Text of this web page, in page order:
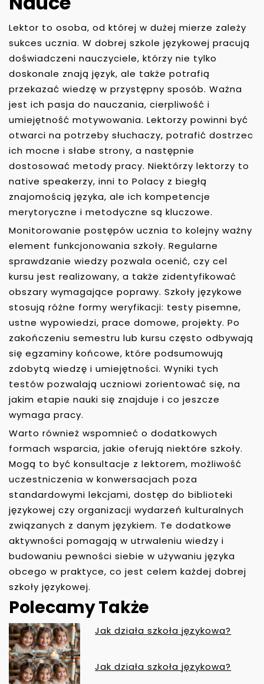
Lektor to osoba, od której w dużej mierze zależy
sukces ucznia. W dobrej szkole językowej pracują
doświadczeni nauczyciele, którzy nie tylko
doskonale znają język, ale także potrafią
przekazać wiedzę w przystępny sposób. Ważna
jest ich pasja do nauczania, cierpliwość i
umiejętność motywowania. Lektorzy powinni być
otwarci na potrzeby słuchaczy, potrafić dostrzec
ich mocne i słabe strony, a następnie
dostosować metody pracy. Niektórzy lektorzy to
native speakerzy, inni to Polacy z biegłą
znajomością języka, ale ich kompetencje
merytoryczne i metodyczne są kluczowe.
Monitorowanie postępów ucznia to kolejny ważny
element funkcjonowania szkoły. Regularne
sprawdzanie wiedzy pozwala ocenić, czy cel
kursu jest realizowany, a także zidentyfikować
obszary wymagające poprawy. Szkoły językowe
stosują różne formy weryfikacji: testy pisemne,
ustne wypowiedzi, prace domowe, projekty. Po
zakończeniu semestru lub kursu często odbywają
się egzaminy końcowe, które podsumowują
zdobytą wiedzę i umiejętności. Wyniki tych
testów pozwalają uczniowi zorientować się, na
jakim etapie nauki się znajduje i co jeszcze
wymaga pracy.
Warto również wspomnieć o dodatkowych
formach wsparcia, jakie oferują niektóre szkoły.
Mogą to być konsultacje z lektorem, możliwość
uczestniczenia w konwersacjach poza
standardowymi lekcjami, dostęp do biblioteki
językowej czy organizacji wydarzeń kulturalnych
związanych z danym językiem. Te dodatkowe
aktywności pomagają w utrwaleniu wiedzy i
budowaniu pewności siebie w używaniu języka
obcego w praktyce, co jest celem każdej dobrej
szkoły językowej.
Polecamy Także
Jak działa szkoła językowa?
Jak działa szkoła językowa?
N
A
W